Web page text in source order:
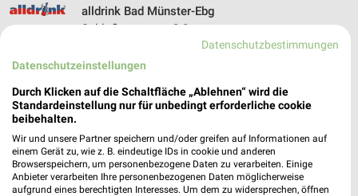
alldrink Bad Münster-Ebg
Schloßgartenstr. 2-8
55583 Bad Münster-Ebg
Heute 09:00 - 19:00 Uhr |
491,53 km • Angebote: 1 Prospekt
trinkgut Worms
Dr. Otto-Röhm-Straße 5
67547 Worms
Datenschutzbestimmungen
Datenschutzeinstellungen
Durch Klicken auf die Schaltfläche „Ablehnen“ wird die
Standardeinstellung nur für unbedingt erforderliche cookie
beibehalten.
Wir und unsere Partner speichern und/oder greifen auf Informationen auf
einem Gerät zu, wie z. B. eindeutige IDs in cookie und anderen
Browserspeichern, um personenbezogene Daten zu verarbeiten. Einige
Anbieter verarbeiten Ihre personenbezogenen Daten möglicherweise
aufgrund eines berechtigten Interesses. Um dem zu widersprechen, öffnen